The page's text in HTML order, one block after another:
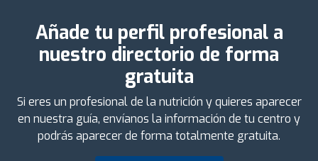
Añade tu perfil profesional a
nuestro directorio de forma
gratuita
Si eres un profesional de la nutrición y quieres aparecer
en nuestra guía, envíanos la información de tu centro y
podrás aparecer de forma totalmente gratuita.